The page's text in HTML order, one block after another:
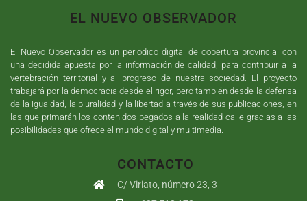
EL NUEVO OBSERVADOR
El Nuevo Observador es un periodico digital de cobertura provincial con
una decidida apuesta por la información de calidad, para contribuir a la
vertebración territorial y al progreso de nuestra sociedad. El proyecto
trabajará por la democracia desde el rigor, pero también desde la defensa
de la igualdad, la pluralidad y la libertad a través de sus publicaciones, en
las que primarán los contenidos pegados a la realidad calle gracias a las
posibilidades que ofrece el mundo digital y multimedia.
CONTACTO
C/ Viriato, número 23, 3